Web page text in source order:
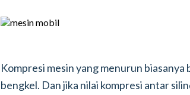
Kompresi mesin yang menurun
bengkel. Dan jika nilai kompresi antar